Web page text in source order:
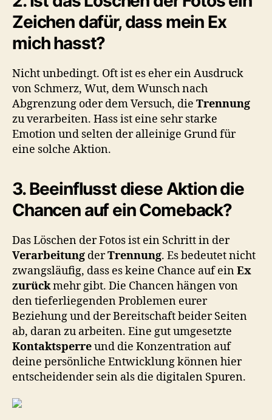
Zeichen dafür, dass mein Ex
mich hasst?
Nicht unbedingt. Oft ist es eher ein Ausdruck
von Schmerz, Wut, dem Wunsch nach
Abgrenzung oder dem Versuch, die Trennung
zu verarbeiten. Hass ist eine sehr starke
Emotion und selten der alleinige Grund für
eine solche Aktion.
3. Beeinflusst diese Aktion die
Chancen auf ein Comeback?
Das Löschen der Fotos ist ein Schritt in der
Verarbeitung derTrennung. Es bedeutet nicht
zwangsläufig, dass es keine Chance auf einEx
zurückmehr gibt. Die Chancen hängen von
den tieferliegenden Problemen eurer
Beziehung und der Bereitschaft beider Seiten
ab, daran zu arbeiten. Eine gut umgesetzte
Kontaktsperreund die Konzentration auf
deine persönliche Entwicklung können hier
entscheidender sein als die digitalen Spuren.